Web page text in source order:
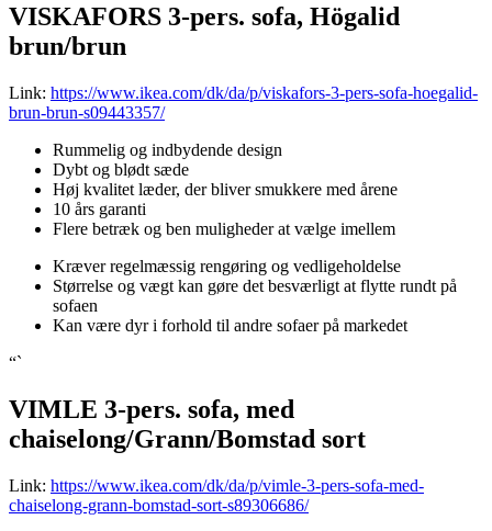
VISKAFORS 3-pers. sofa, Högalid
brun/brun
Link: https://www.ikea.com/dk/da/p/viskafors-3-pers-sofa-hoegalid-
brun-brun-s09443357/
Rummelig og indbydende design
Dybt og blødt sæde
Høj kvalitet læder, der bliver smukkere med årene
10 års garanti
Flere betræk og ben muligheder at vælge imellem
Kræver regelmæssig rengøring og vedligeholdelse
Størrelse og vægt kan gøre det besværligt at flytte rundt på
sofaen
Kan være dyr i forhold til andre sofaer på markedet
“`
VIMLE 3-pers. sofa, med
chaiselong/Grann/Bomstad sort
Link: https://www.ikea.com/dk/da/p/vimle-3-pers-sofa-med-
chaiselong-grann-bomstad-sort-s89306686/